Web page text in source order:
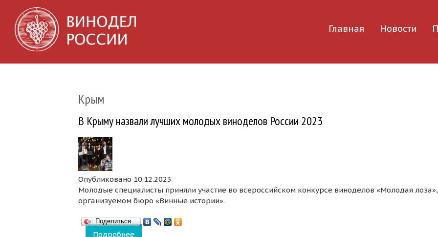
Главная Новости
Крым
В Крыму назвали лучших молодых виноделов России 2023
Опубликовано 10.12.2023
Молодые специалисты приняли участие во всероссийском конкурсе виноделов «Молодая лоза»,
организуемом бюро «Винные истории».
Поделиться…
Подробнее